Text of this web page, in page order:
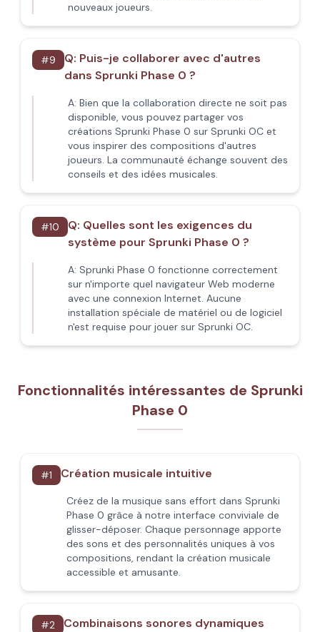
nouveaux joueurs.
#9 Q: Puis-je collaborer avec d'autres
dans Sprunki Phase 0 ?
A: Bien que la collaboration directe ne soit pas
disponible, vous pouvez partager vos
créations Sprunki Phase 0 sur Sprunki OC et
vous inspirer des compositions d'autres
joueurs. La communauté échange souvent des
conseils et des idées musicales.
#10 Q: Quelles sont les exigences du
système pour Sprunki Phase 0 ?
A: Sprunki Phase 0 fonctionne correctement
sur n'importe quel navigateur Web moderne
avec une connexion Internet. Aucune
installation spéciale de matériel ou de logiciel
n'est requise pour jouer sur Sprunki OC.
Fonctionnalités intéressantes de Sprunki
Phase 0
#1 Création musicale intuitive
Créez de la musique sans effort dans Sprunki
Phase 0 grâce à notre interface conviviale de
glisser-déposer. Chaque personnage apporte
des sons et des personnalités uniques à vos
compositions, rendant la création musicale
accessible et amusante.
#2 Combinaisons sonores dynamiques